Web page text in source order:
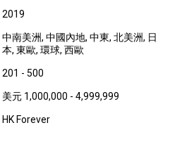
2019
中南美洲, 中國內地, 中東, 北美洲, 日
本, 東歐, 環球, 西歐
201 - 500
美元 1,000,000 - 4,999,999
HK Forever